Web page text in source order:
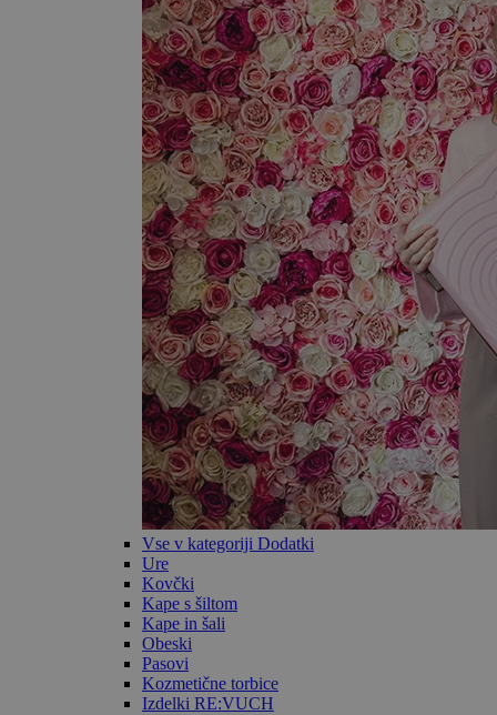
Vse v kategoriji Dodatki
Ure
Kovčki
Kape s šiltom
Kape in šali
Obeski
Pasovi
Kozmetične torbice
Izdelki RE:VUCH